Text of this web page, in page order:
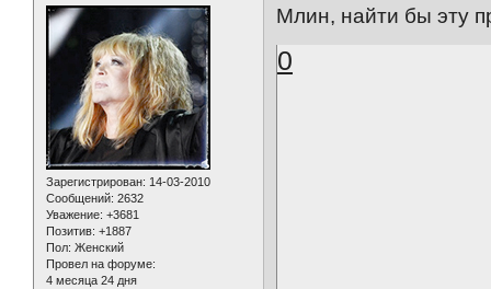
Зарегистрирован: 14-03-2010
Сообщений: 2632
Уважение: +3681
Позитив: +1887
Пол: Женский
Провел на форуме:
4 месяца 24 дня
Млин, найти бы эту
0